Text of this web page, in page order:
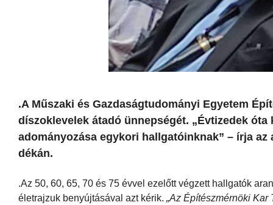
.A Műszaki és Gazdaságtudományi Egyetem
díszoklevelek átadó ünnepségét. „Évtizedek
adományozása egykori hallgatóinknak” – írja
dékán.
.Az 50, 60, 65, 70 és 75 évvel ezelőtt végzett hallgatók
életrajzuk benyújtásával azt kérik. „Az Építészmérnöki